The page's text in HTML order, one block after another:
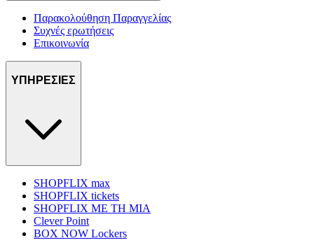
Παρακολούθηση Παραγγελίας
Συχνές ερωτήσεις
Επικοινωνία
ΥΠΗΡΕΣΙΕΣ
SHOPFLIX max
SHOPFLIX tickets
SHOPFLIX ΜΕ ΤΗ ΜΙΑ
Clever Point
BOX NOW Lockers